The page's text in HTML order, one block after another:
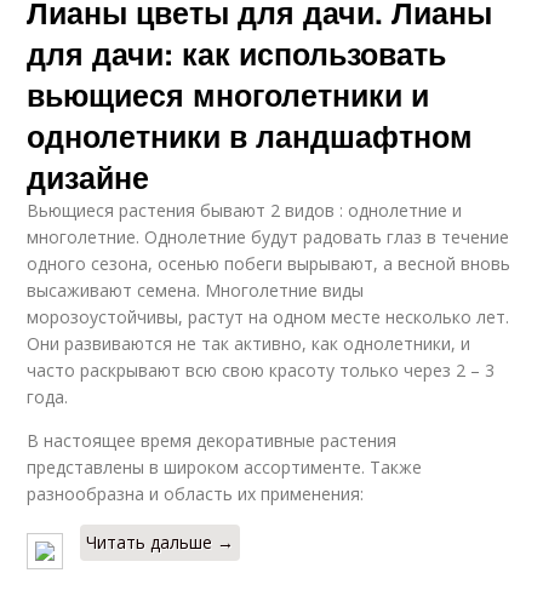
Лианы цветы для дачи. Лианы
для дачи: как использовать
вьющиеся многолетники и
однолетники в ландшафтном
дизайне
Вьющиеся растения бывают 2 видов : однолетние и
многолетние. Однолетние будут радовать глаз в течение
одного сезона, осенью побеги вырывают, а весной вновь
высаживают семена. Многолетние виды
морозоустойчивы, растут на одном месте несколько лет.
Они развиваются не так активно, как однолетники, и
часто раскрывают всю свою красоту только через 2 – 3
года.
В настоящее время декоративные растения
представлены в широком ассортименте. Также
разнообразна и область их применения:
Читать дальше →